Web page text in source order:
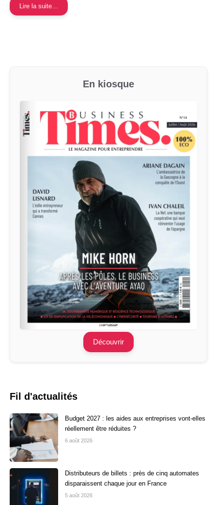
Lire la suite…
En kiosque
Découvrir
Fil d'actualités
Budget 2027 : les aides aux entreprises vont-elles
réellement être réduites ?
6 août 2026
Distributeurs de billets : près de cinq automates
disparaissent chaque jour en France
5 août 2026